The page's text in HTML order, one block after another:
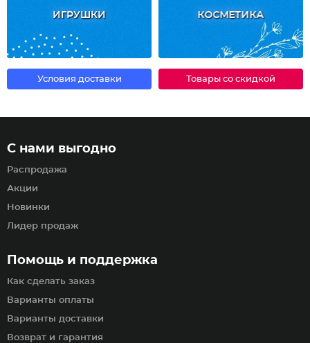
ИГРУШКИ КОСМЕТИКА
Условия доставки Товары со скидкой
Помощь и поддержка
Как сделать заказ
Варианты оплаты
Варианты доставки
Возврат и гарантия
С нами выгодно
Распродажа
Акции
Новинки
Лидер продаж